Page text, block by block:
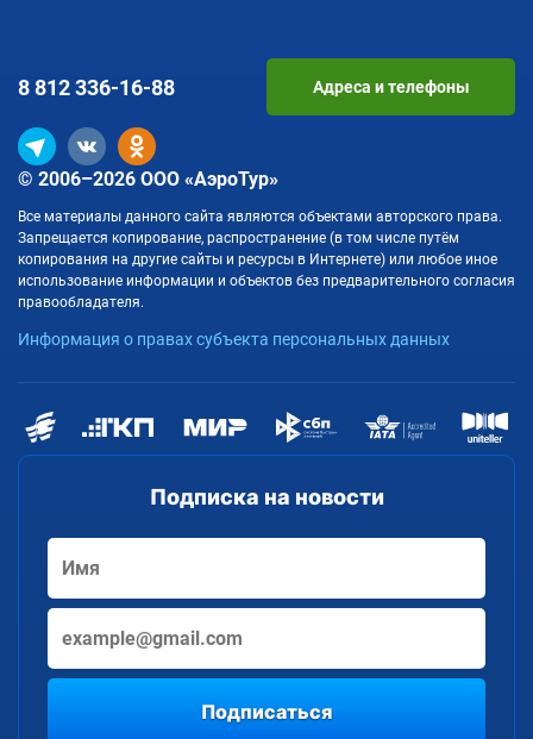
Подписка на новости
Подписаться
© 2006–2026 ООО «АэроТур»
Все материалы данного сайта являются объектами авторского права.
Запрещается копирование, распространение (в том числе путём
копирования на другие сайты и ресурсы в Интернете) или любое иное
использование информации и объектов без предварительного согласия
правообладателя.
Информация о правах субъекта персональных данных
8 812336-16-88 Адреса и телефоны